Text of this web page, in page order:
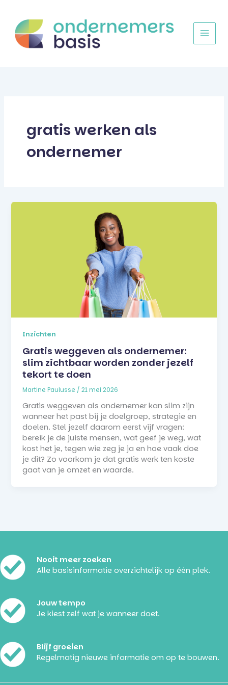
inhoud
gratis werken als
ondernemer
Inzichten
Gratis weggeven als ondernemer:
slim zichtbaar worden zonder jezelf
tekort te doen
Martine Paulusse /21 mei 2026
Gratis weggeven als ondernemer kan slim zijn
wanneer het past bij je doelgroep, strategie en
doelen. Stel jezelf daarom eerst vijf vragen:
bereik je de juiste mensen, wat geef je weg, wat
kost het je, tegen wie zeg je ja en hoe vaak doe
je dit? Zo voorkom je dat gratis werk ten koste
gaat van je omzet en waarde.
Nooit meer zoeken
Alle basisinformatie overzichtelijk op één plek.
Jouw tempo
Je kiest zelf wat je wanneer doet.
Blijf groeien
Regelmatig nieuwe informatie om op te bouwen.